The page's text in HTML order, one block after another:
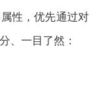
性，优先通过对
、一目了然：